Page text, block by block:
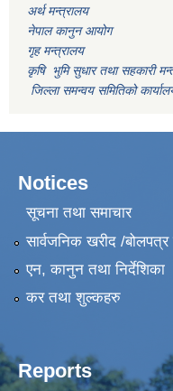
अर्थ मन्त्रालय
नेपाल कानुन आयोग
गृह मन्त्रालय
कृषि भुमि सुधार तथा सहकारी
जिल्ला समन्वय समितिको
Notices
सूचना तथा समाचार
सार्वजनिक खरीद /
एन, कानुन तथा निर्देशिका
कर तथा शुल्कहरु
Reports